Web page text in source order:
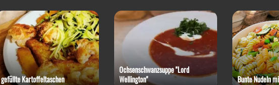
Bunte Nudeln mit Zucchini selbstgemachtes Roggenmischbrot Rotkohl-Steak